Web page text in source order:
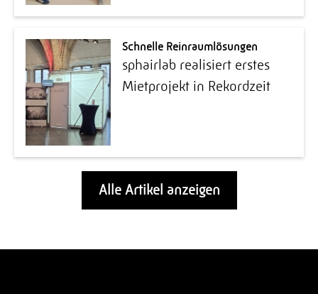
Schnelle Reinraumlösungen
sphairlab realisiert erstes
Mietprojekt in Rekordzeit
Alle Artikel anzeigen